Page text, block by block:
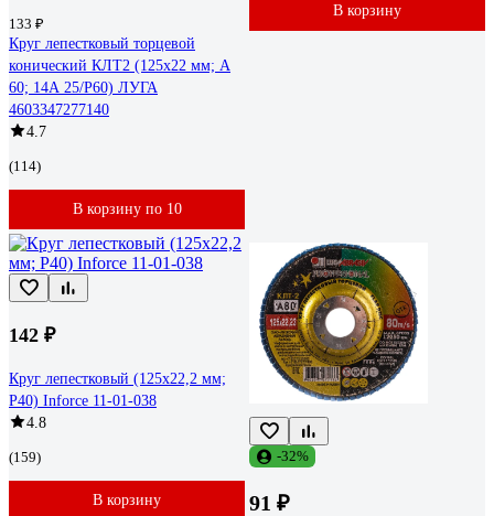
133 ₽
Круг лепестковый торцевой
конический КЛТ2 (125х22 мм; А
60; 14А 25/Р60) ЛУГА
4603347277140
4.7
(114)
В корзину по 10
В корзину
142 ₽
Круг лепестковый (125х22,2 мм;
P40) Inforce 11-01-038
4.8
(159)
В корзину
-32%
91 ₽